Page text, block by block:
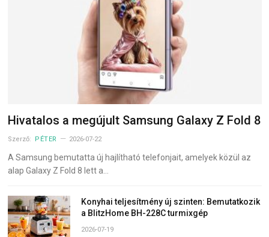
Hivatalos a megújult Samsung Galaxy Z Fold 8
Szerző: PÉTER 2026-07-22
A Samsung bemutatta új hajlítható telefonjait, amelyek közül az
alap Galaxy Z Fold 8 lett a…
Konyhai teljesítmény új szinten: Bemutatkozik
a BlitzHome BH-228C turmixgép
2026-07-19